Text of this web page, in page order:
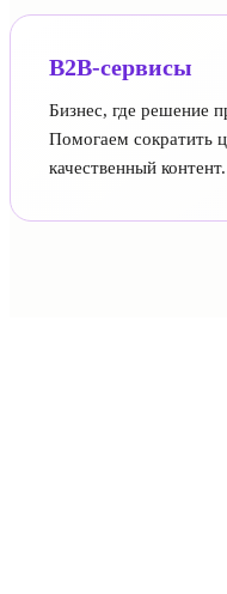
B2B-сервисы
Бизнес, где решение
Помогаем сократить
качественный контент.